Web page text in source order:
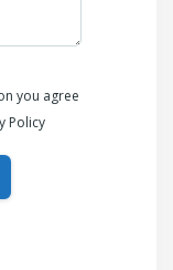
you agree
Policy